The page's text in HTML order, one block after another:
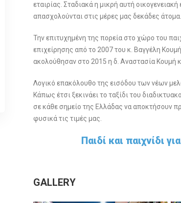
εταιρίας. Σταδιακά η μικρή αυτή
απασχολούνται στις μέρες μας δεκάδες άτομα.
Την επιτυχημένη της πορεία στο χώρο του
επιχείρησης από το 2007 του κ. Βαγγέλη
ακολούθησαν στο 2015 η δ. Αναστασία Κουμή
Λογικό επακόλουθο της εισόδου των νέων
Κάπως έτσι ξεκινάει το ταξίδι του
σε κάθε σημείο της Ελλάδας να αποκτήσουν
φυσικά τις τιμές μας.
Παιδί και παιχνίδι
GALLERY